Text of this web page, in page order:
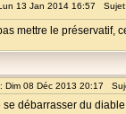
13 Jan 2014 16:57
mettre le préservatif,
Dim 08 Déc 2013 20:17
se débarrasser du